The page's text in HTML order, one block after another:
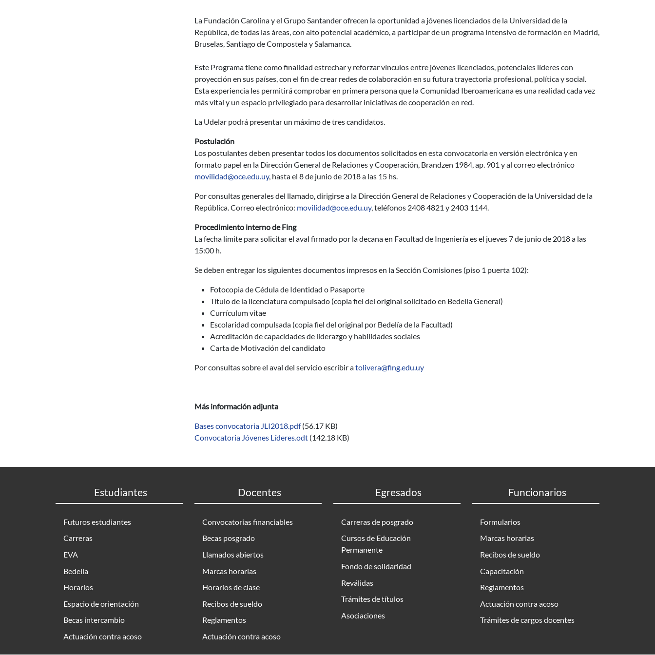
La Fundación Carolina y el Grupo Santander ofrecen la oportunidad a jóvenes licenciados de la Universidad de la
República, de todas las áreas, con alto potencial académico, a participar de un programa intensivo de formación en Madrid,
Bruselas, Santiago de Compostela y Salamanca.
Este Programa tiene como finalidad estrechar y reforzar vínculos entre jóvenes licenciados, potenciales líderes con
proyección en sus países, con el fin de crear redes de colaboración en su futura trayectoria profesional, política y social.
Esta experiencia les permitirá comprobar en primera persona que la Comunidad Iberoamericana es una realidad cada vez
más vital y un espacio privilegiado para desarrollar iniciativas de cooperación en red.
La Udelar podrá presentar un máximo de tres candidatos.
Postulación
Los postulantes deben presentar todos los documentos solicitados en esta convocatoria en versión electrónica y en
formato papel en la Dirección General de Relaciones y Cooperación, Brandzen 1984, ap. 901 y al correo electrónico
movilidad@oce.edu.uy, hasta el 8 de junio de 2018 a las 15 hs.
Por consultas generales del llamado, dirigirse a la Dirección General de Relaciones y Cooperación de la Universidad de la
República. Correo electrónico: movilidad@oce.edu.uy, teléfonos 2408 4821 y 2403 1144.
Procedimiento interno de Fing
La fecha límite para solicitar el aval firmado por la decana en Facultad de Ingeniería es el jueves 7 de junio de 2018 a las
15:00 h.
Se deben entregar los siguientes documentos impresos en la Sección Comisiones (piso 1 puerta 102):
Fotocopia de Cédula de Identidad o Pasaporte
Título de la licenciatura compulsado (copia fiel del original solicitado en Bedelía General)
Currículum vitae
Escolaridad compulsada (copia fiel del original por Bedelía de la Facultad)
Acreditación de capacidades de liderazgo y habilidades sociales
Carta de Motivación del candidato
Por consultas sobre el aval del servicio escribir atolivera@fing.edu.uy
Más información adjunta
Bases convocatoria JLI2018.pdf (56.17 KB)
Convocatoria Jóvenes Líderes.odt (142.18 KB)
Estudiantes
Futuros estudiantes
Carreras
EVA
Bedelia
Horarios
Espacio de orientación
Becas intercambio
Actuación contra acoso
Docentes
Convocatorias financiables
Becas posgrado
Llamados abiertos
Marcas horarias
Horarios de clase
Recibos de sueldo
Reglamentos
Actuación contra acoso
Egresados
Carreras de posgrado
Cursos de Educación
Permanente
Fondo de solidaridad
Reválidas
Trámites de títulos
Asociaciones
Funcionarios
Formularios
Marcas horarias
Recibos de sueldo
Capacitación
Reglamentos
Actuación contra acoso
Trámites de cargos docentes